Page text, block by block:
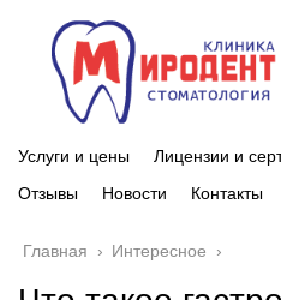
Услуги и цены Лицензии и
Отзывы
Новости Контакты
Главная › Интересное ›